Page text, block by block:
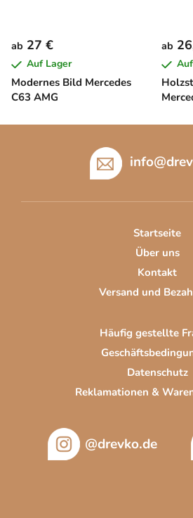
Modernes Bild Mercedes
C63 AMG
ab 27 €
Auf Lager
ab
info@
Startseite
Über uns
Kontakt
Versand und
Häufig gestellte
Datenschutz
Reklamationen &
@drevko.de